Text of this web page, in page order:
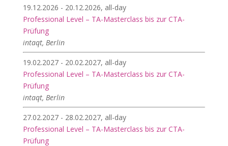
19.12.2026 - 20.12.2026, all-day
Professional Level – TA-Masterclass bis zur CTA-
Prüfung
intaqt, Berlin
19.02.2027 - 20.02.2027, all-day
Professional Level – TA-Masterclass bis zur CTA-
Prüfung
intaqt, Berlin
27.02.2027 - 28.02.2027, all-day
Professional Level – TA-Masterclass bis zur CTA-
Prüfung